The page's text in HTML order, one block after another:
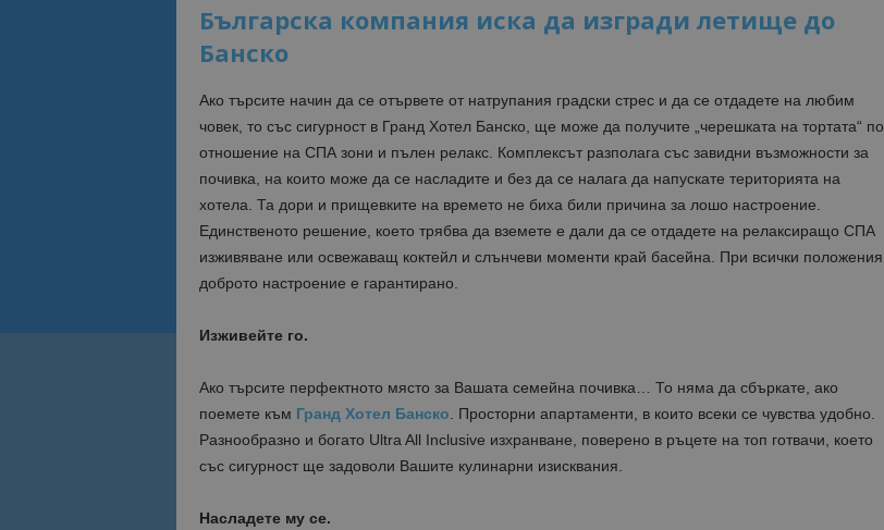
Българска компания иска да изгради летище до
Банско
Ако търсите начин да се отървете от натрупания градски стрес и да се отдадете на любим
човек, то със сигурност в Гранд Хотел Банско, ще може да получите „черешката на тортата“ по
отношение на СПА зони и пълен релакс. Комплексът разполага със завидни възможности за
почивка, на които може да се насладите и без да се налага да напускате територията на
хотела. Та дори и прищевките на времето не биха били причина за лошо настроение.
Единственото решение, което трябва да вземете е дали да се отдадете на релаксиращо СПА
изживяване или освежаващ коктейл и слънчеви моменти край басейна. При всички положения,
доброто настроение е гарантирано.
Изживейте го.
Ако търсите перфектното място за Вашата семейна почивка… То няма да сбъркате, ако
поемете към Гранд Хотел Банско . Просторни апартаменти, в които всеки се чувства удобно.
Разнообразно и богато Ultra All Inclusive изхранване, поверено в ръцете на топ готвачи, което
със сигурност ще задоволи Вашите кулинарни изисквания.
Насладете му се.